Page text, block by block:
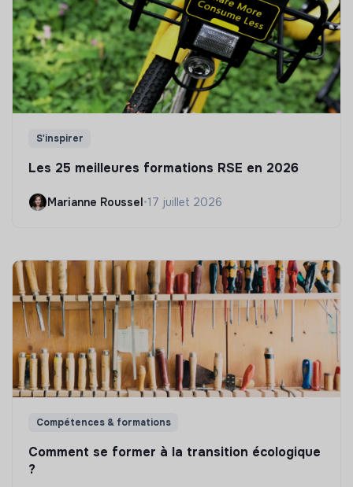
S'inspirer
Les 25 meilleures formations RSE en 2026
Marianne Roussel•17 juillet 2026
Compétences & formations
Comment se former à la transition écologique
?